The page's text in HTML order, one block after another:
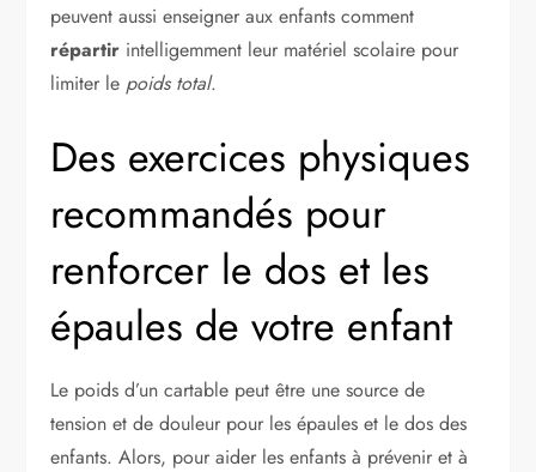
peuvent aussi enseigner aux enfants comment
répartir intelligemment leur matériel scolaire pour
limiter le poids total.
Des exercices physiques
recommandés pour
renforcer le dos et les
épaules de votre enfant
Le poids d’un cartable peut être une source de
tension et de douleur pour les épaules et le dos des
enfants. Alors, pour aider les enfants à prévenir et à